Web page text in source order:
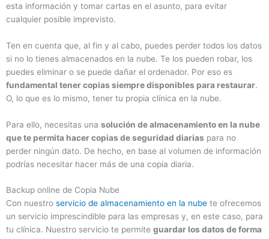
esta información y tomar cartas en el asunto, para evitar
cualquier posible imprevisto.
Ten en cuenta que, al fin y al cabo, puedes perder todos los datos
si no lo tienes almacenados en la nube. Te los pueden robar, los
puedes eliminar o se puede dañar el ordenador. Por eso es
fundamental tener copias siempre disponibles para restaurar.
O, lo que es lo mismo, tener tu propia clínica en la nube.
Para ello, necesitas una solución de almacenamiento en la nube
que te permita hacer copias de seguridad diarias para no
perder ningún dato. De hecho, en base al volumen de información
podrías necesitar hacer más de una copia diaria.
Backup online de Copia Nube
Con nuestro servicio de almacenamiento en la nube te ofrecemos
un servicio imprescindible para las empresas y, en este caso, para
tu clínica. Nuestro servicio te permite guardar los datos de forma